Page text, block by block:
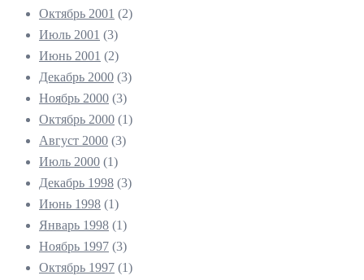
Октябрь 2001 (2)
Июль 2001 (3)
Июнь 2001 (2)
Декабрь 2000 (3)
Ноябрь 2000 (3)
Октябрь 2000 (1)
Август 2000 (3)
Июль 2000 (1)
Декабрь 1998 (3)
Июнь 1998 (1)
Январь 1998 (1)
Ноябрь 1997 (3)
Октябрь 1997 (1)